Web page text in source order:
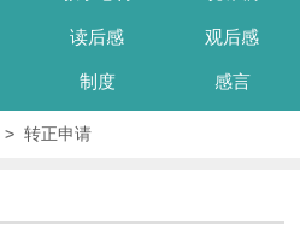
读后感 观后感
制度 感言
> 转正申请